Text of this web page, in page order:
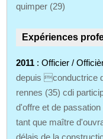
quimper (29)
Expériences
2011 : Officier /
depuis conductrice
rennes (35) cdi
d'offre et de
tant que maître
délais de la